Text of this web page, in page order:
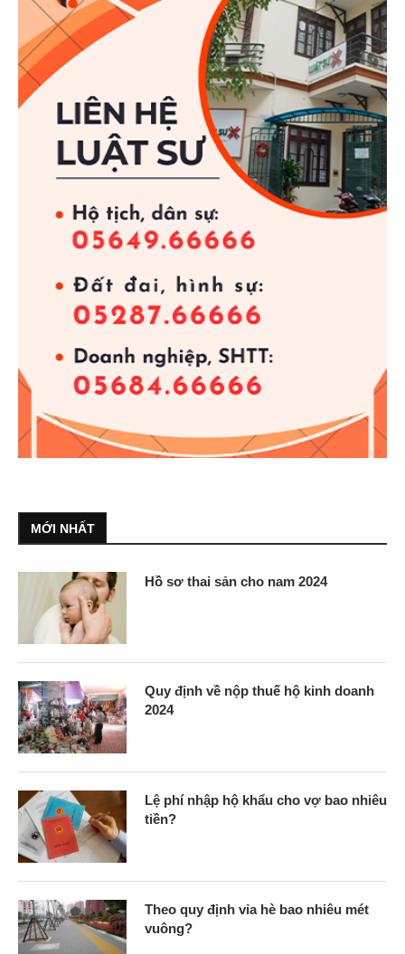
MỚI NHẤT
Hồ sơ thai sản cho nam 2024
Quy định về nộp thuế hộ kinh doanh
2024
Lệ phí nhập hộ khẩu cho vợ bao nhiêu
tiền?
Theo quy định vỉa hè bao nhiêu mét
vuông?